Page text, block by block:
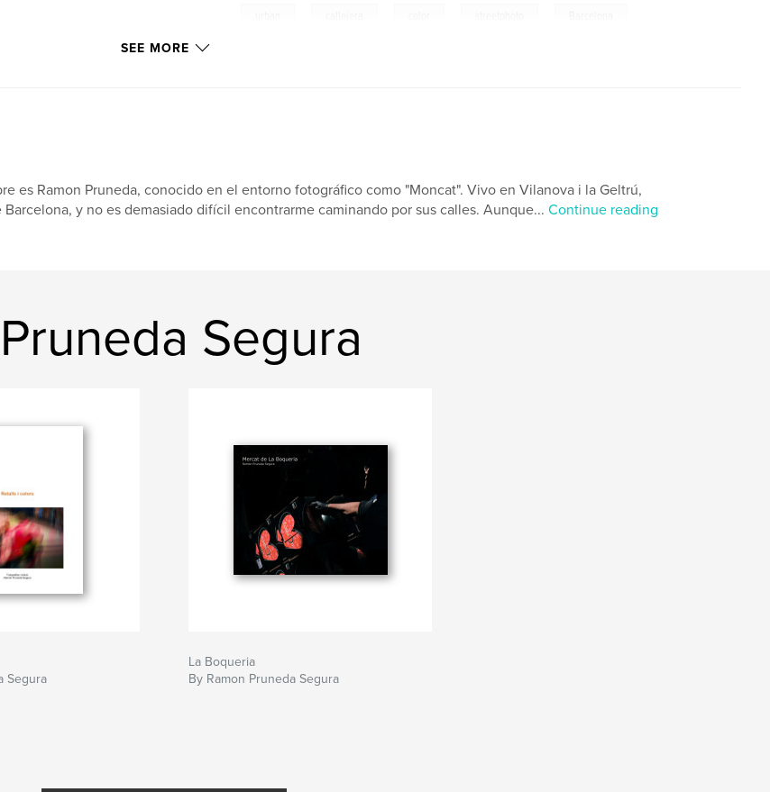
SEE MORE
es Ramon Pruneda, conocido en el entorno fotográfico como "Moncat". Vivo en Vilanova i la Geltrú,
Barcelona, y no es demasiado difícil encontrarme caminando por sus calles. Aunque... Continue reading
Segura
Segura
La Boqueria
By Ramon Pruneda Segura